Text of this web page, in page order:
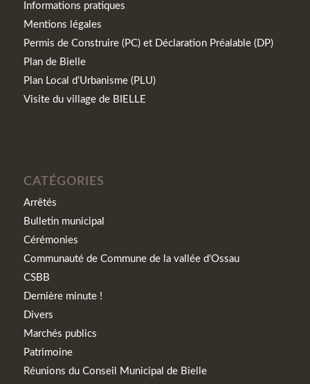
Informations pratiques
Mentions légales
Permis de Construire (PC) et Déclaration Préalable (DP)
Plan de Bielle
Plan Local d’Urbanisme (PLU)
Visite du village de BIELLE
CATÉGORIES
Arrêtés
Bulletin municipal
Cérémonies
Communauté de Commune de la vallée d'Ossau
CSBB
Dernière minute !
Divers
Marchés publics
Patrimoine
Réunions du Conseil Municipal de Bielle